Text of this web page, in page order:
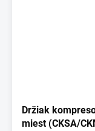
Držiak
miest (CKSA/